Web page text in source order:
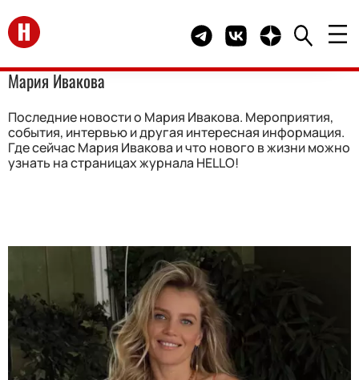
Перейти на главную Telegram канал HELLO
Группа HELLO
Канал HELLO в
Мария Ивакова
Последние новости о Мария Ивакова. Мероприятия,
события, интервью и другая интересная информация.
Где сейчас Мария Ивакова и что нового в жизни можно
узнать на страницах журнала HELLO!